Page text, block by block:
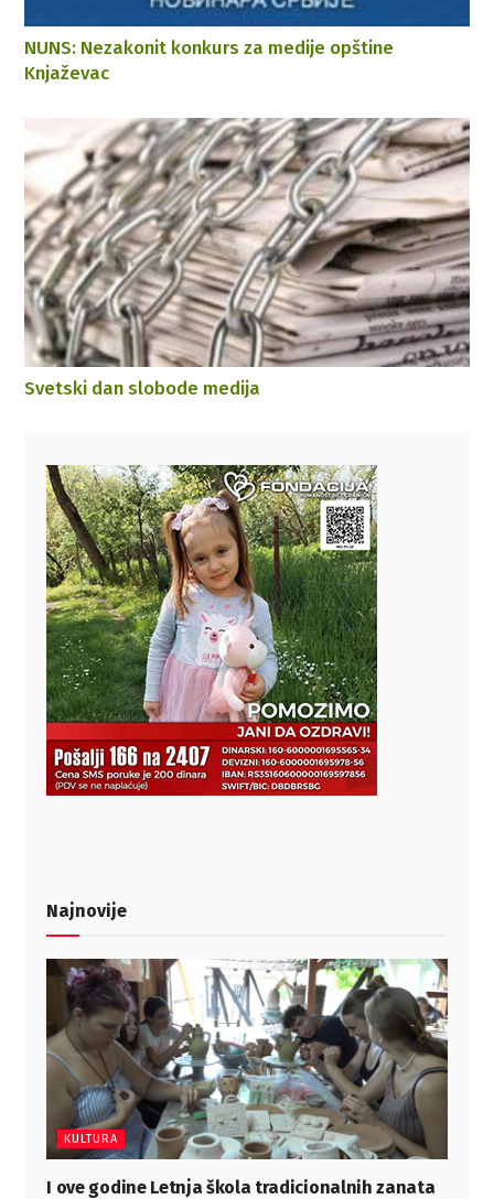
NUNS: Nezakonit konkurs za medije opštine
Knjaževac
Svetski dan slobode medija
Najnovije
KULTURA
I ove godine Letnja škola tradicionalnih zanata